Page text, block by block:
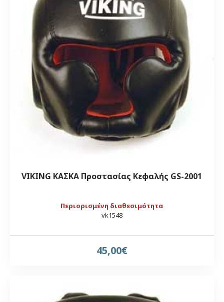
Περιορισμένη διαθεσιμότητα
vk1548
VIKING ΚΑΣΚΑ Προστασίας Κεφαλής GS-2001
45,00€